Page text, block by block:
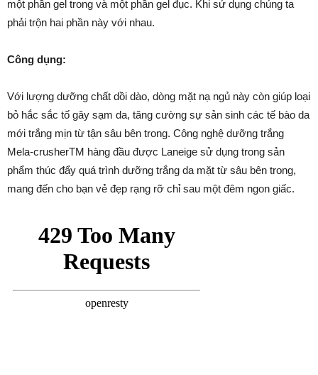
một phần gel trong và một phần gel đục. Khi sử dụng chúng ta
phải trộn hai phần này với nhau.
Công dụng:
Với lượng dưỡng chất dồi dào, dòng mặt nạ ngủ này còn giúp loại
bỏ hắc sắc tố gây sạm da, tăng cường sự sản sinh các tế bào da
mới trắng mịn từ tận sâu bên trong. Công nghệ dưỡng trắng
Mela-crusherTM hàng đầu được Laneige sử dụng trong sản
phẩm thúc đẩy quá trình dưỡng trắng da mặt từ sâu bên trong,
mang đến cho bạn vẻ đẹp rạng rỡ chỉ sau một đêm ngon giấc.